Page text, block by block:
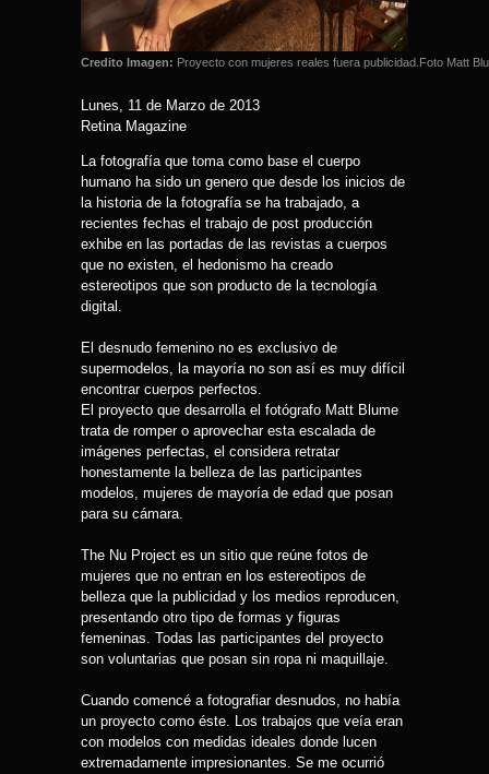
Credito Imagen: Proyecto con mujeres reales fuera publicidad.Foto Matt
Lunes, 11 de Marzo de 2013
Retina Magazine
La fotografía que toma como base el cuerpo
humano ha sido un genero que desde los inicios de
la historia de la fotografía se ha trabajado, a
recientes fechas el trabajo de post producción
exhibe en las portadas de las revistas a cuerpos
que no existen, el hedonismo ha creado
estereotipos que son producto de la tecnología
digital.
El desnudo femenino no es exclusivo de
supermodelos, la mayoría no son así es muy difícil
encontrar cuerpos perfectos.
El proyecto que desarrolla el fotógrafo Matt Blume
trata de romper o aprovechar esta escalada de
imágenes perfectas, el considera retratar
honestamente la belleza de las participantes
modelos, mujeres de mayoría de edad que posan
para su cámara.
The Nu Project es un sitio que reúne fotos de
mujeres que no entran en los estereotipos de
belleza que la publicidad y los medios reproducen,
presentando otro tipo de formas y figuras
femeninas. Todas las participantes del proyecto
son voluntarias que posan sin ropa ni maquillaje.
Cuando comencé a fotografiar desnudos, no había
un proyecto como éste. Los trabajos que veía eran
con modelos con medidas ideales donde lucen
extremadamente impresionantes. Se me ocurrió